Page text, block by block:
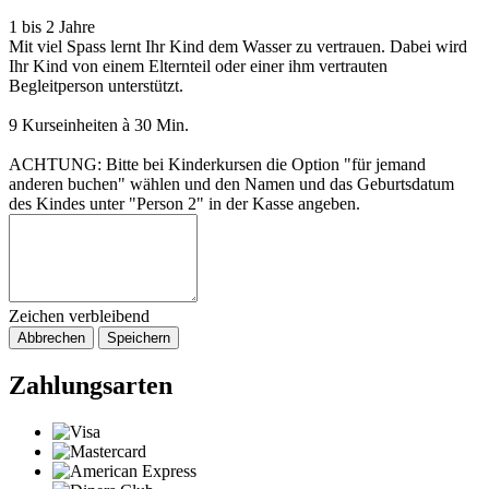
1 bis 2 Jahre
Mit viel Spass lernt Ihr Kind dem Wasser zu vertrauen. Dabei wird
Ihr Kind von einem Elternteil oder einer ihm vertrauten
Begleitperson unterstützt.
9 Kurseinheiten à 30 Min.
ACHTUNG: Bitte bei Kinderkursen die Option "für jemand
anderen buchen" wählen und den Namen und das Geburtsdatum
des Kindes unter "Person 2" in der Kasse angeben.
Zeichen verbleibend
Abbrechen Speichern
Zahlungsarten